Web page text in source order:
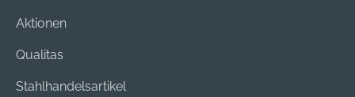
Aktionen
Qualitas
Stahlhandelsartikel